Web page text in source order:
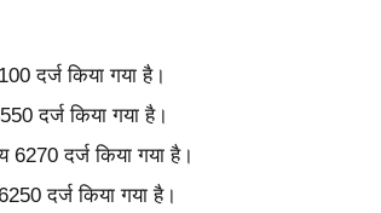
दर्ज किया गया है।
दर्ज किया गया है।
दर्ज किया गया है।
दर्ज किया गया है।